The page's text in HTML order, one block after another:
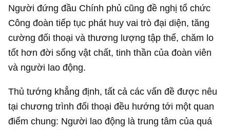
Người đứng đầu Chính phủ cũng đề nghị tổ chức
Công đoàn tiếp tục phát huy vai trò đại diện, tăng
cường đối thoại và thương lượng tập thể, chăm lo
tốt hơn đời sống vật chất, tinh thần của đoàn viên
và người lao động.
Thủ tướng khẳng định, tất cả các vấn đề được nêu
tại chương trình đối thoại đều hướng tới một quan
điểm chung: Người lao động là trung tâm của quá